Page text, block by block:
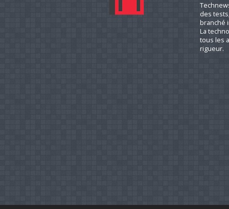
des
branché
La
tous les
rigueur.